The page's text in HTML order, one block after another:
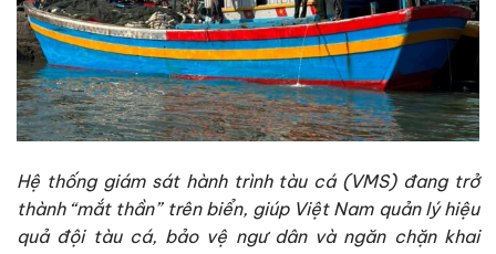
Hệ thống giám sát hành trình tàu cá (VMS) đang trở
thành “mắt thần” trên biển, giúp Việt Nam quản lý hiệu
quả đội tàu cá, bảo vệ ngư dân và ngăn chặn khai